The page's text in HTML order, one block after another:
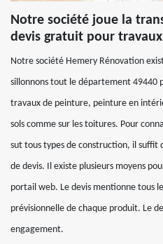
Notre société joue la
devis gratuit pour
Notre société Hemery Rénovation
sillonnons tout le département 49440
travaux de peinture, peinture en
sols comme sur les toitures. Pour
sut tous types de construction, il suffit
de devis. Il existe plusieurs moyens
portail web. Le devis mentionne tous
prévisionnelle de chaque produit. Le
engagement.